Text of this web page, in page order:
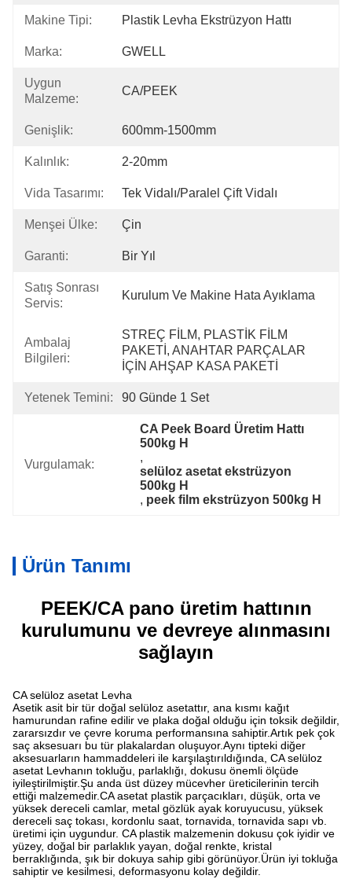
Makine Tipi: Plastik Levha Ekstrüzyon Hattı
Marka: GWELL
Uygun
Malzeme:
CA/PEEK
Genişlik: 600mm-1500mm
Kalınlık: 2-20mm
Vida Tasarımı: Tek Vidalı/Paralel Çift Vidalı
Menşei Ülke: Çin
Garanti: Bir Yıl
Satış Sonrası
Servis:
Kurulum Ve Makine Hata Ayıklama
Ambalaj
Bilgileri:
STREÇ FİLM, PLASTİK FİLM
PAKETİ, ANAHTAR PARÇALAR
İÇİN AHŞAP KASA PAKETİ
Yetenek Temini: 90 Günde 1 Set
Vurgulamak:
CA Peek Board Üretim Hattı
500kg H
,
selüloz asetat ekstrüzyon
500kg H
, peek film ekstrüzyon 500kg H
Ürün Tanımı
PEEK/CA pano üretim hattının
kurulumunu ve devreye alınmasını
sağlayın
CA selüloz asetat Levha
Asetik asit bir tür doğal selüloz asetattır, ana kısmı kağıt
hamurundan rafine edilir ve plaka doğal olduğu için toksik değildir,
zararsızdır ve çevre koruma performansına sahiptir.Artık pek çok
saç aksesuarı bu tür plakalardan oluşuyor.Aynı tipteki diğer
aksesuarların hammaddeleri ile karşılaştırıldığında, CA selüloz
asetat Levhanın tokluğu, parlaklığı, dokusu önemli ölçüde
iyileştirilmiştir.Şu anda üst düzey mücevher üreticilerinin tercih
ettiği malzemedir.CA asetat plastik parçacıkları, düşük, orta ve
yüksek dereceli camlar, metal gözlük ayak koruyucusu, yüksek
dereceli saç tokası, kordonlu saat, tornavida, tornavida sapı vb.
üretimi için uygundur. CA plastik malzemenin dokusu çok iyidir ve
yüzey, doğal bir parlaklık yayan, doğal renkte, kristal
berraklığında, şık bir dokuya sahip gibi görünüyor.Ürün iyi tokluğa
sahiptir ve kesilmesi, deformasyonu kolay değildir.